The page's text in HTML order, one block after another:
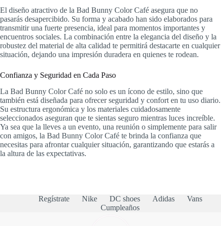
El diseño atractivo de la Bad Bunny Color Café asegura que no
pasarás desapercibido. Su forma y acabado han sido elaborados para
transmitir una fuerte presencia, ideal para momentos importantes y
encuentros sociales. La combinación entre la elegancia del diseño y la
robustez del material de alta calidad te permitirá destacarte en cualquier
situación, dejando una impresión duradera en quienes te rodean.
Confianza y Seguridad en Cada Paso
La Bad Bunny Color Café no solo es un ícono de estilo, sino que
también está diseñada para ofrecer seguridad y confort en tu uso diario.
Su estructura ergonómica y los materiales cuidadosamente
seleccionados aseguran que te sientas seguro mientras luces increíble.
Ya sea que la lleves a un evento, una reunión o simplemente para salir
con amigos, la Bad Bunny Color Café te brinda la confianza que
necesitas para afrontar cualquier situación, garantizando que estarás a
la altura de las expectativas.
Regístrate Nike DC shoes Adidas
Vans
Cumpleaños